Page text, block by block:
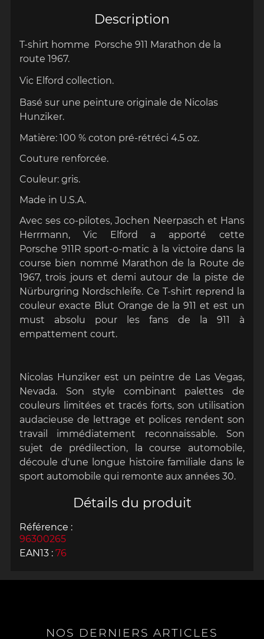
Description
T-shirt homme Porsche 911 Marathon de la
route 1967.
Vic Elford collection.
Basé sur une peinture originale de Nicolas
Hunziker.
Matière: 100 % coton pré-rétréci 4.5 oz.
Couture renforcée.
Couleur: gris.
Made in U.S.A.
Avec ses co-pilotes, Jochen Neerpasch et Hans
Herrmann, Vic Elford a apporté cette
Porsche 911R sport-o-matic à la victoire dans la
course bien nommé Marathon de la Route de
1967, trois jours et demi autour de la piste de
Nürburgring Nordschleife. Ce T-shirt reprend la
couleur exacte Blut Orange de la 911 et est un
must absolu pour les fans de la 911 à
empattement court.
Nicolas Hunziker est un peintre de Las Vegas,
Nevada. Son style combinant palettes de
couleurs limitées et tracés forts, son utilisation
audacieuse de lettrage et polices rendent son
travail immédiatement reconnaissable. Son
sujet de prédilection, la course automobile,
découle d'une longue histoire familiale dans le
sport automobile qui remonte aux années 30.
Détails du produit
Référence :
96300265
EAN13 : 76
NOS DERNIERS ARTICLES